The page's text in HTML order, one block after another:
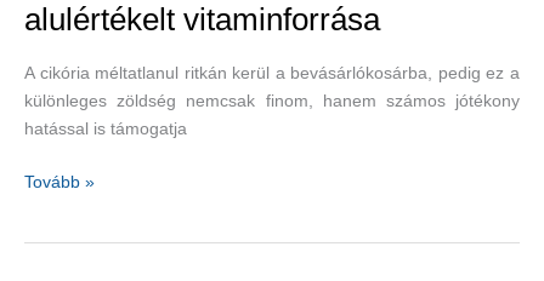
recepttel
alulértékelt vitaminforrása
A cikória méltatlanul ritkán kerül a bevásárlókosárba, pedig ez a
különleges zöldség nemcsak finom, hanem számos jótékony
hatással is támogatja
Cikória
Tovább »